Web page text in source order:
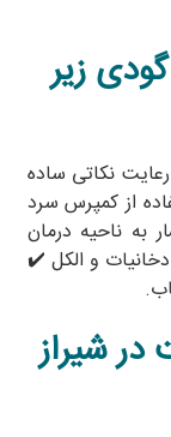
زیر
نکاتی ساده
از کمپرس سرد
به ناحیه درمان
و الکل ✔️
شیراز